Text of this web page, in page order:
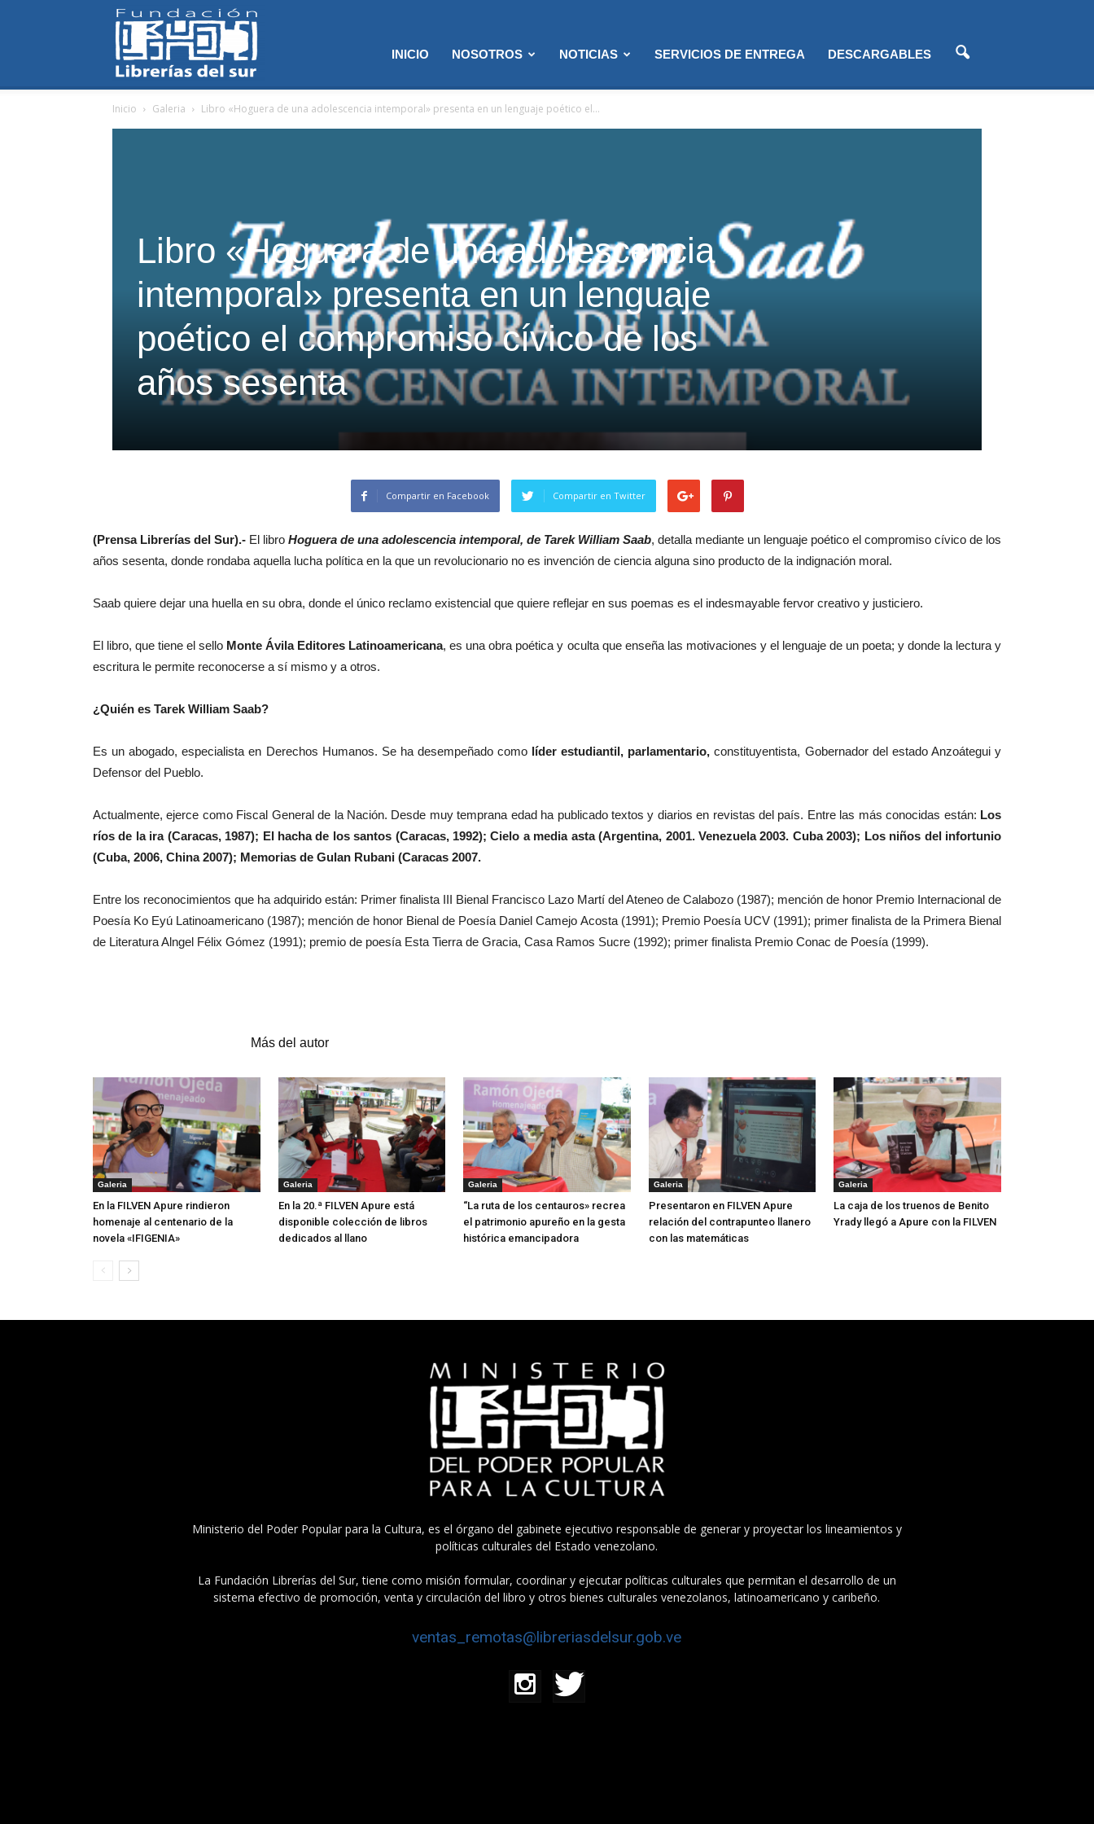
Librerías
Sur
INICIO NOSOTROS NOTICIAS SERVICIOS DE ENTREGA DESCARGABLES
Inicio Galeria Libro «Hoguera de una adolescencia intemporal» presenta en un lenguaje poético el...
Libro «Hoguera de una adolescencia
intemporal» presenta en un lenguaje
poético el compromiso cívico de los
años sesenta
Compartir en Facebook Compartir en Twitter
(Prensa Librerías del Sur).- El libro Hoguera de una adolescencia intemporal, de Tarek William Saab, detalla mediante un lenguaje poético el compromiso cívico de los
años sesenta, donde rondaba aquella lucha política en la que un revolucionario no es invención de ciencia alguna sino producto de la indignación moral.
Saab quiere dejar una huella en su obra, donde el único reclamo existencial que quiere reflejar en sus poemas es el indesmayable fervor creativo y justiciero.
El libro, que tiene el sello Monte Ávila Editores Latinoamericana, es una obra poética y oculta que enseña las motivaciones y el lenguaje de un poeta; y donde la lectura y
escritura le permite reconocerse a sí mismo y a otros.
¿Quién es Tarek William Saab?
Es un abogado, especialista en Derechos Humanos. Se ha desempeñado como líder estudiantil, parlamentario, constituyentista, Gobernador del estado Anzoátegui y
Defensor del Pueblo.
Actualmente, ejerce como Fiscal General de la Nación. Desde muy temprana edad ha publicado textos y diarios en revistas del país. Entre las más conocidas están: Los
ríos de la ira (Caracas, 1987); El hacha de los santos (Caracas, 1992); Cielo a media asta (Argentina, 2001. Venezuela 2003. Cuba 2003); Los niños del infortunio
(Cuba, 2006, China 2007); Memorias de Gulan Rubani (Caracas 2007.
Entre los reconocimientos que ha adquirido están: Primer finalista III Bienal Francisco Lazo Martí del Ateneo de Calabozo (1987); mención de honor Premio Internacional de
Poesía Ko Eyú Latinoamericano (1987); mención de honor Bienal de Poesía Daniel Camejo Acosta (1991); Premio Poesía UCV (1991); primer finalista de la Primera Bienal
de Literatura Alngel Félix Gómez (1991); premio de poesía Esta Tierra de Gracia, Casa Ramos Sucre (1992); primer finalista Premio Conac de Poesía (1999).
Más del autor
Galeria
En la FILVEN Apure rindieron
homenaje al centenario de la
novela «IFIGENIA»
Galeria
En la 20.ª FILVEN Apure está
disponible colección de libros
dedicados al llano
Galeria
“La ruta de los centauros» recrea
el patrimonio apureño en la gesta
histórica emancipadora
Galeria
Presentaron en FILVEN Apure
relación del contrapunteo llanero
con las matemáticas
Galeria
La caja de los truenos de Benito
Yrady llegó a Apure con la FILVEN
Ministerio del Poder Popular para la Cultura, es el órgano del gabinete ejecutivo responsable de generar y proyectar los lineamientos y
políticas culturales del Estado venezolano.
La Fundación Librerías del Sur, tiene como misión formular, coordinar y ejecutar políticas culturales que permitan el desarrollo de un
sistema efectivo de promoción, venta y circulación del libro y otros bienes culturales venezolanos, latinoamericano y caribeño.
ventas_remotas@libreriasdelsur.gob.ve